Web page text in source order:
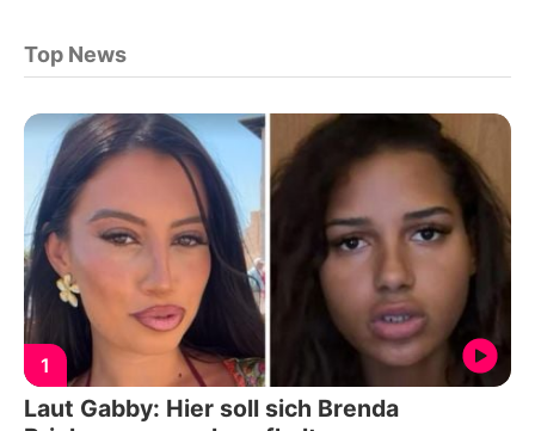
Top News
1
Laut Gabby: Hier soll sich Brenda